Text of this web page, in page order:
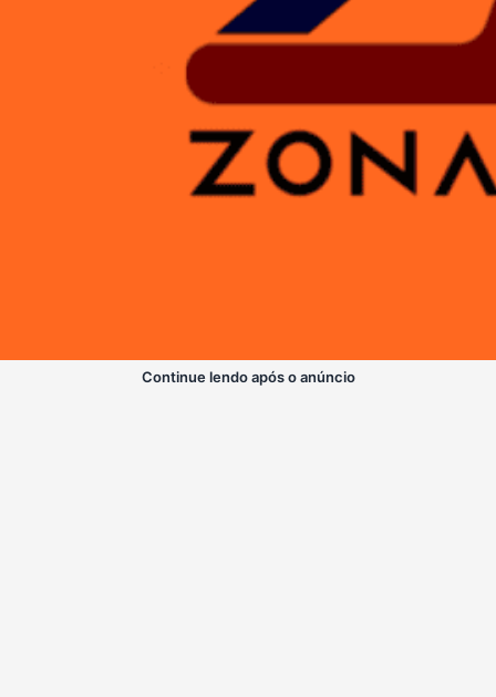
Continue lendo após o anúncio